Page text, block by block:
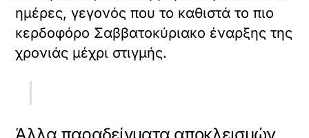
ημέρες, γεγονός που το καθιστά το πιο
κερδοφόρο Σαββατοκύριακο έναρξης της
χρονιάς μέχρι στιγμής.